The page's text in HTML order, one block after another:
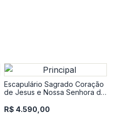
Escapulário Sagrado Coração
de Jesus e Nossa Senhora do
R$ 4.590,00